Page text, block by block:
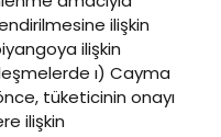
ilişkin
ilişkin
ı) Cayma
tüketicinin onayı
ilişkin